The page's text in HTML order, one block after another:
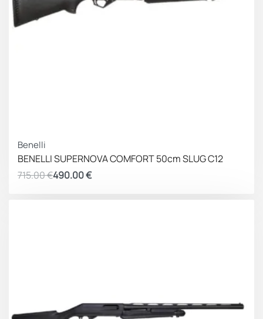
Benelli
BENELLI SUPERNOVA COMFORT 50cm SLUG C12
715.00€490.00€